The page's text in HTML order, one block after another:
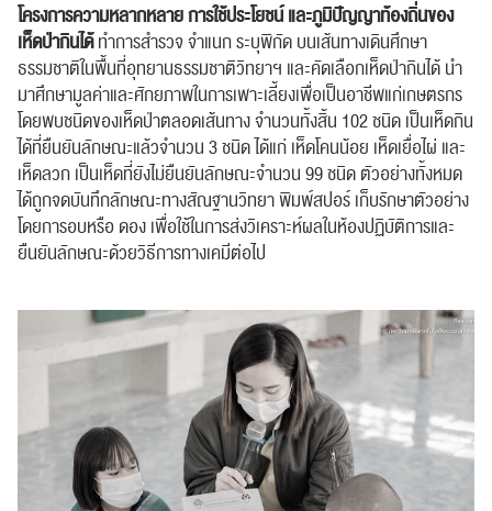
โครงการความหลากหลาย การใช้ประโยชน์ และภูมิปัญญาท้องถิ่นของ
เห็ดป่ากินได้ทำการสำรวจ จำแนก ระบุพิกัด บนเส้นทางเดินศึกษา
ธรรมชาติในพื้นที่อุทยานธรรมชาติวิทยาฯ และคัดเลือกเห็ดป่ากินได้ นำ
มาศึกษามูลค่าและศักยภาพในการเพาะเลี้ยงเพื่อเป็นอาชีพแก่เกษตรกร
โดยพบชนิดของเห็ดป่าตลอดเส้นทาง จำนวนทั้งสิ้น 102 ชนิด เป็นเห็ดกิน
ได้ที่ยืนยันลักษณะแล้วจำนวน 3 ชนิด ได้แก่ เห็ดโคนน้อย เห็ดเยื่อไผ่ และ
เห็ดลวก เป็นเห็ดที่ยังไม่ยืนยันลักษณะจำนวน 99 ชนิด ตัวอย่างทั้งหมด
ได้ถูกจดบันทึกลักษณะทางสัณฐานวิทยา พิมพ์สปอร์ เก็บรักษาตัวอย่าง
โดยการอบหรือ ดอง เพื่อใช้ในการส่งวิเคราะห์ผลในห้องปฏิบัติการและ
ยืนยันลักษณะด้วยวิธีการทางเคมีต่อไป